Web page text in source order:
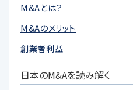
M&Aとは？
M&Aのメリット
創業者利益
日本のM&Aを読み解く